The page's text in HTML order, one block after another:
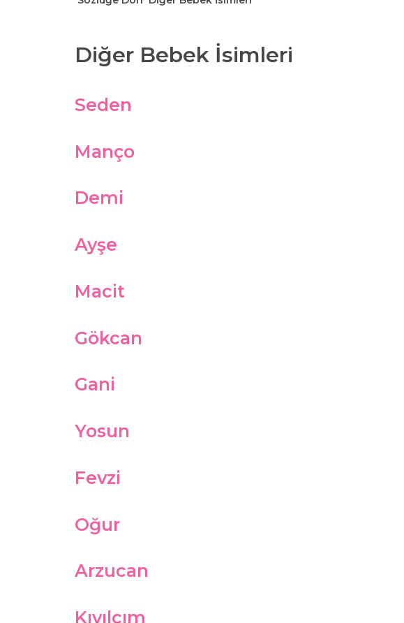
Diğer Bebek İsimleri
Seden
Manço
Demi
Ayşe
Macit
Gökcan
Gani
Yosun
Fevzi
Oğur
Arzucan
Kıvılcım